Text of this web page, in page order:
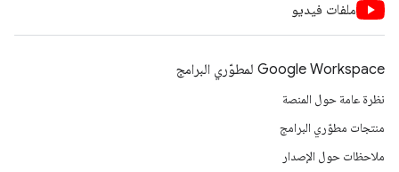
ملفات فيديو
Google Workspace لمطوّري البرامج
نظرة عامة حول المنصة
منتجات مطوّري البرامج
ملاحظات حول الإصدار